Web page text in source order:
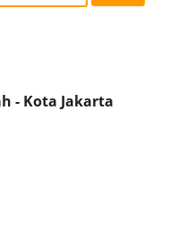
- Kota Jakarta